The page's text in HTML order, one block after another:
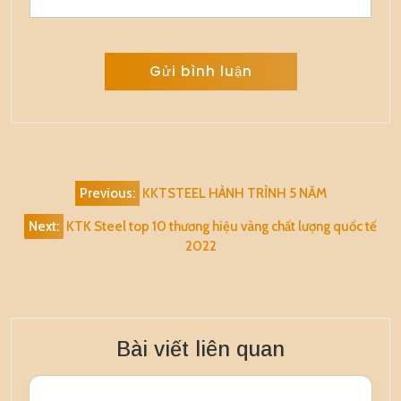
hướng
bài
Previous: KKTSTEEL HÀNH TRÌNH 5 NĂM
Next: KTK Steel top 10 thương hiệu vàng chất lượng quốc tế
2022
Bài viết liên quan